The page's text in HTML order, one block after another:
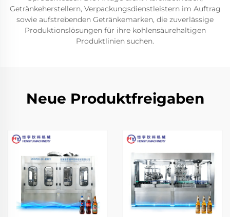
Getränkeherstellern, Verpackungsdienstleistern im Auftrag
sowie aufstrebenden Getränkemarken, die zuverlässige
Produktionslösungen für ihre kohlensäurehaltigen
Produktlinien suchen.
Neue Produktfreigaben